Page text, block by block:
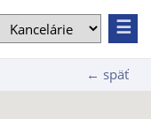
☰
← späť